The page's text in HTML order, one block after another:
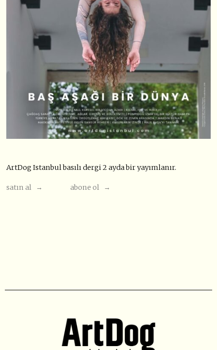
ArtDog Istanbul basılı dergi 2 ayda bir yayımlanır.
satın al → abone ol →